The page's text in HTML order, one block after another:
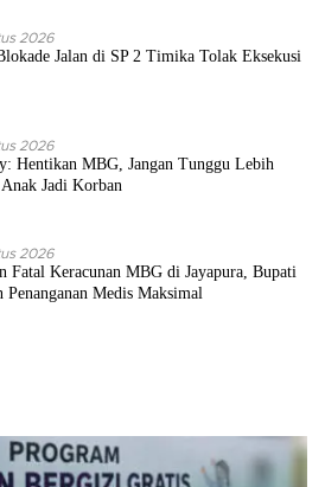
2026
Jalan di SP 2 Timika Tolak Eksekusi
2026
Hentikan MBG, Jangan Tunggu Lebih
Jadi Korban
2026
Fatal Keracunan MBG di Jayapura, Bupati
Penanganan Medis Maksimal